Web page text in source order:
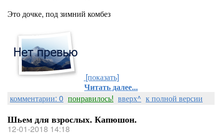
Это дочке, под зимний комбез
[показать]
Читать далее...
комментарии: 0 понравилось! вверх^ к полной версии
Шьем для взрослых. Капюшон.
12-01-2018 14:18